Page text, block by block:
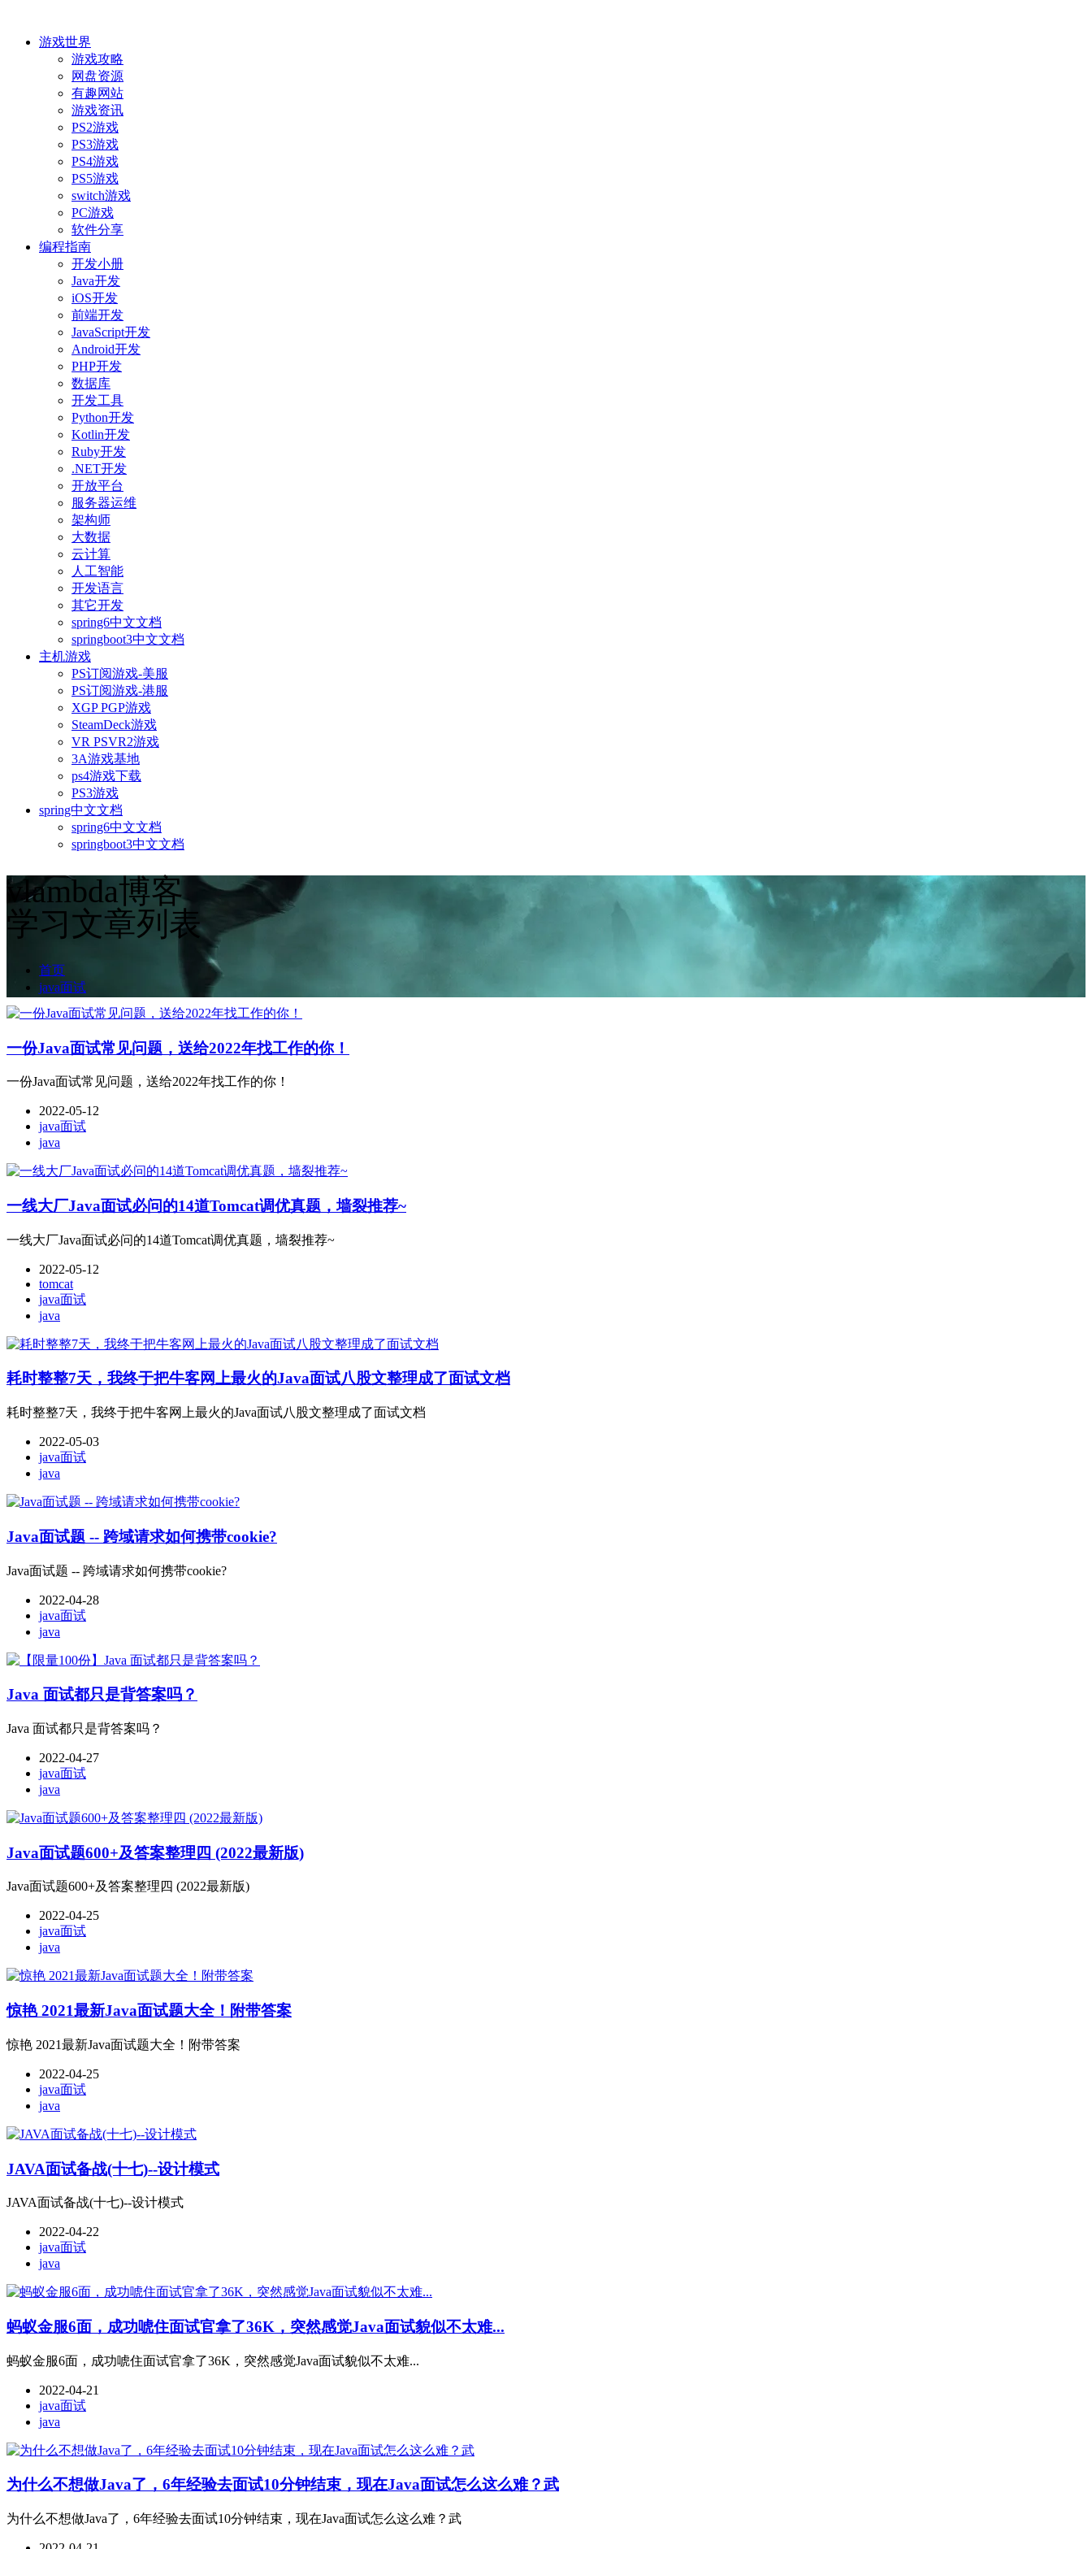
游戏世界
游戏攻略
网盘资源
有趣网站
游戏资讯
PS2游戏
PS3游戏
PS4游戏
PS5游戏
switch游戏
PC游戏
软件分享
编程指南
开发小册
Java开发
iOS开发
前端开发
JavaScript开发
Android开发
PHP开发
数据库
开发工具
Python开发
Kotlin开发
Ruby开发
.NET开发
开放平台
服务器运维
架构师
大数据
云计算
人工智能
开发语言
其它开发
spring6中文文档
springboot3中文文档
主机游戏
PS订阅游戏-美服
PS订阅游戏-港服
XGP PGP游戏
SteamDeck游戏
VR PSVR2游戏
3A游戏基地
ps4游戏下载
PS3游戏
spring中文文档
spring6中文文档
springboot3中文文档
vlambda博客
学习文章列表
首页
java面试
一份Java面试常见问题，送给2022年找工作的你！
一份Java面试常见问题，送给2022年找工作的你！
2022-05-12
java面试
java
一线大厂Java面试必问的14道Tomcat调优真题，墙裂推荐~
一线大厂Java面试必问的14道Tomcat调优真题，墙裂推荐~
2022-05-12
tomcat
java面试
java
耗时整整7天，我终于把牛客网上最火的Java面试八股文整理成了面试文档
耗时整整7天，我终于把牛客网上最火的Java面试八股文整理成了面试文档
2022-05-03
java面试
java
Java面试题 -- 跨域请求如何携带cookie?
Java面试题 -- 跨域请求如何携带cookie?
2022-04-28
java面试
java
Java 面试都只是背答案吗？
Java 面试都只是背答案吗？
2022-04-27
java面试
java
Java面试题600+及答案整理四 (2022最新版)
Java面试题600+及答案整理四 (2022最新版)
2022-04-25
java面试
java
惊艳 2021最新Java面试题大全！附带答案
惊艳 2021最新Java面试题大全！附带答案
2022-04-25
java面试
java
JAVA面试备战(十七)--设计模式
JAVA面试备战(十七)--设计模式
2022-04-22
java面试
java
蚂蚁金服6面，成功唬住面试官拿了36K，突然感觉Java面试貌似不太难...
蚂蚁金服6面，成功唬住面试官拿了36K，突然感觉Java面试貌似不太难...
2022-04-21
java面试
java
为什么不想做Java了，6年经验去面试10分钟结束，现在Java面试怎么这么难？武
为什么不想做Java了，6年经验去面试10分钟结束，现在Java面试怎么这么难？武